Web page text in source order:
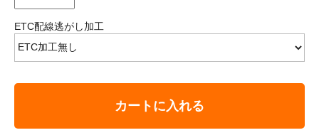
ETC配線逃がし加工
カートに入れる